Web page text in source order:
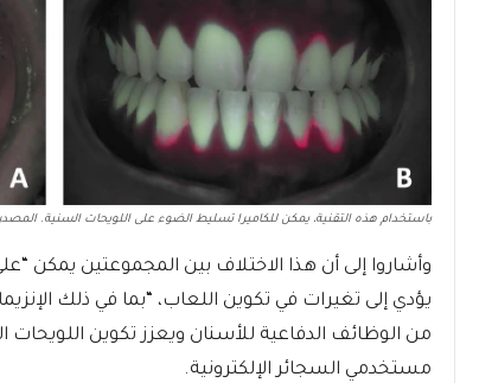
باستخدام هذه التقنية، يمكن للكاميرا تسليط الضوء على اللويحات السنية.
وأشاروا إلى أن هذا الاختلاف بين المجموعتين يمكن
يؤدي إلى تغيرات في تكوين اللعاب، “بما في ذلك
من الوظائف الدفاعية للأسنان ويعزز تكوين
مستخدمي السجائر الإلكترونية.